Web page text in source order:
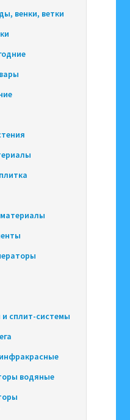
венки, ветки
сплит-системы
водяные